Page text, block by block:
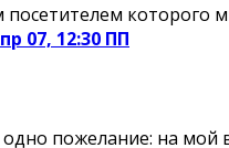
которого
07, 12:30 ПП
одно пожелание: на